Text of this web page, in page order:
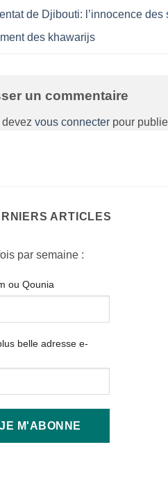
de Djibouti: l’innocence des
des khawarijs
un commentaire
vous connecter pour
ARTICLES
par semaine :
ou Qounia
belle adresse e-